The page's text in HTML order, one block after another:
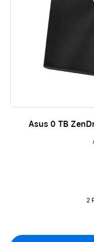
Asus 0 TB
2